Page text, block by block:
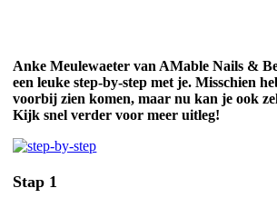
Anke Meulewaeter van AMable Nails &
een leuke step-by-step met je. Misschien
voorbij zien komen, maar nu kan je ook
Kijk snel verder voor meer uitleg!
Stap 1